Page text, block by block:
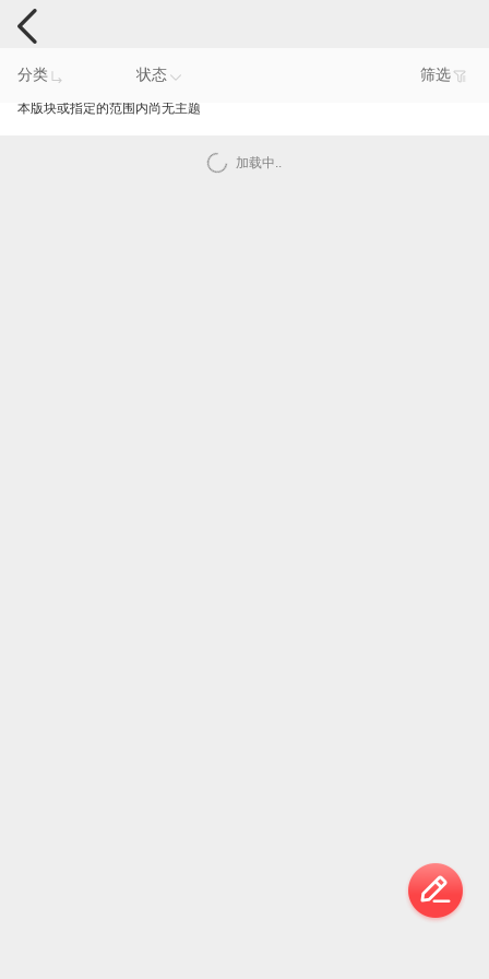
手机反馈
分类 状态 筛选
本版块或指定的范围内尚无主题
加载中..